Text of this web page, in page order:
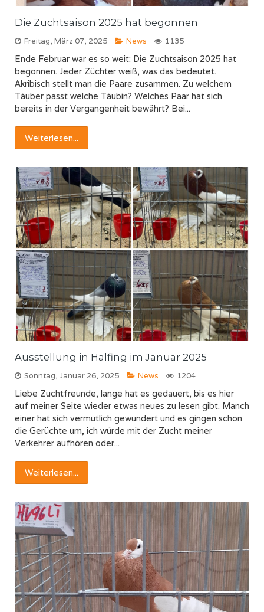
Die Zuchtsaison 2025 hat begonnen
Freitag, März 07, 2025 News 1135
Ende Februar war es so weit: Die Zuchtsaison 2025 hat
begonnen. Jeder Züchter weiß, was das bedeutet.
Akribisch stellt man die Paare zusammen. Zu welchem
Täuber passt welche Täubin? Welches Paar hat sich
bereits in der Vergangenheit bewährt? Bei...
Weiterlesen...
Ausstellung in Halfing im Januar 2025
Sonntag, Januar 26, 2025 News 1204
Liebe Zuchtfreunde, lange hat es gedauert, bis es hier
auf meiner Seite wieder etwas neues zu lesen gibt. Manch
einer hat sich vermutlich gewundert und es gingen schon
die Gerüchte um, ich würde mit der Zucht meiner
Verkehrer aufhören oder...
Weiterlesen...